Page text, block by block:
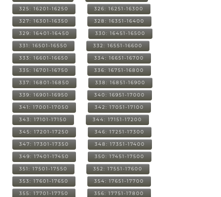
325: 16201-16250 326: 16251-16300
327: 16301-16350 328: 16351-16400
329: 16401-16450 330: 16451-16500
331: 16501-16550 332: 16551-16600
333: 16601-16650 334: 16651-16700
335: 16701-16750 336: 16751-16800
337: 16801-16850 338: 16851-16900
339: 16901-16950 340: 16951-17000
341: 17001-17050 342: 17051-17100
343: 17101-17150 344: 17151-17200
345: 17201-17250 346: 17251-17300
347: 17301-17350 348: 17351-17400
349: 17401-17450 350: 17451-17500
351: 17501-17550 352: 17551-17600
353: 17601-17650 354: 17651-17700
355: 17701-17750 356: 17751-17800